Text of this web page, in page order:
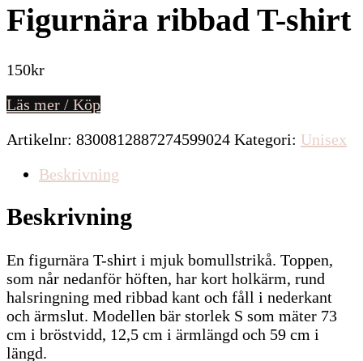
Figurnära ribbad T-shirt
150kr
Läs mer / Köp
Artikelnr: 8300812887274599024 Kategori: Unisex
Beskrivning
Beskrivning
En figurnära T-shirt i mjuk bomullstrikå. Toppen,
som når nedanför höften, har kort holkärm, rund
halsringning med ribbad kant och fåll i nederkant
och ärmslut. Modellen bär storlek S som mäter 73
cm i bröstvidd, 12,5 cm i ärmlängd och 59 cm i
längd.